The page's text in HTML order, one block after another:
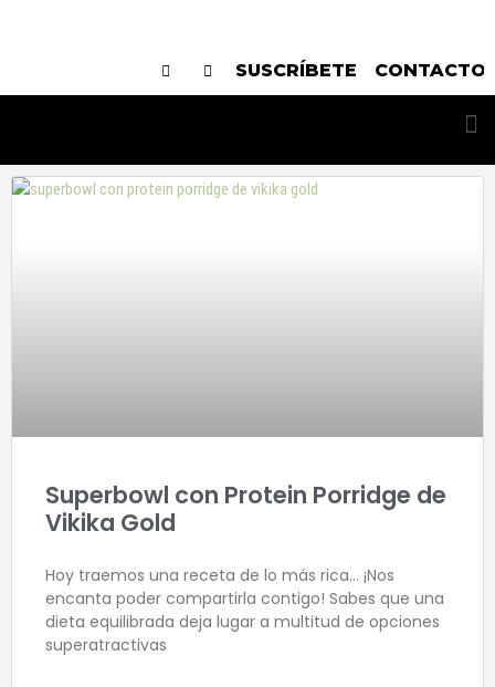
SUSCRÍBETE CONTACTO
Superbowl con Protein Porridge de
Vikika Gold
Hoy traemos una receta de lo más rica… ¡Nos
encanta poder compartirla contigo! Sabes que una
dieta equilibrada deja lugar a multitud de opciones
superatractivas